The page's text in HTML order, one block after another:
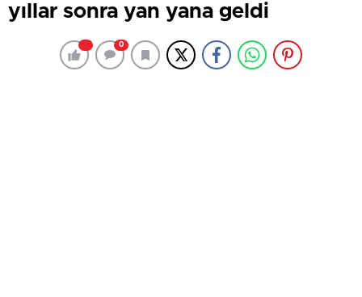
yıllar sonra yan yana geldi
0